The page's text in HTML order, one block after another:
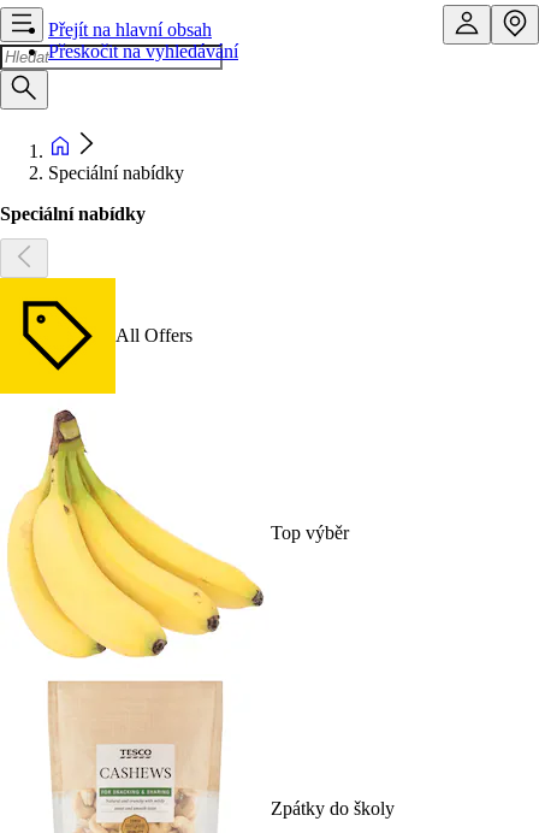
Přejít na hlavní obsah
Přeskočit na vyhledávání
Speciální nabídky
Speciální nabídky
All Offers
Top výběr
Zpátky do školy